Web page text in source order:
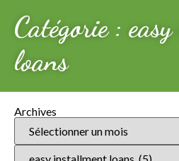
Catégorie :
loans
Archives